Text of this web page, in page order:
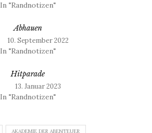
In "Randnotizen"
Abhauen
10. September 2022
In "Randnotizen"
Hitparade
13. Januar 2023
In "Randnotizen"
AKADEMIE DER ABENTEUER